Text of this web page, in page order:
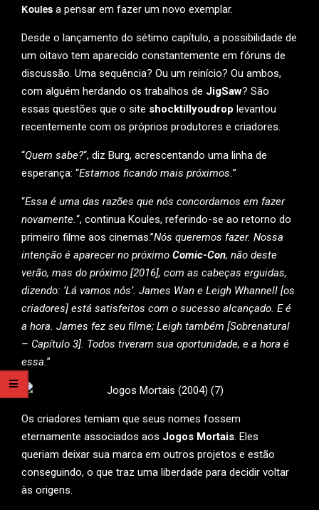
Koules a pensar em fazer um novo exemplar.
Desde o lançamento do sétimo capítulo, a possibilidade de
um oitavo tem aparecido constantemente em fóruns de
discussão. Uma sequência? Ou um reinício? Ou ambos,
com alguém herdando os trabalhos de JigSaw? São
essas questões que o site shocktillyoudrop levantou
recentemente com os próprios produtores e criadores.
“Quem sabe?“, diz Burg, acrescentando uma linha de
esperança: “Estamos ficando mais próximos.”
“Essa é uma das razões que nós concordamos em fazer
novamente.“, continua Koules, referindo-se ao retorno do
primeiro filme aos cinemas.”Nós queremos fazer. Nossa
intenção é aparecer no próximo Comic-Con, não deste
verão, mas do próximo [2016], com as cabeças erguidas,
dizendo: ‘Lá vamos nós’. James Wan e Leigh Whannell [os
criadores] está satisfeitos com o sucesso alcançado. E é
a hora. James fez seu filme; Leigh também [Sobrenatural
– Capítulo 3]. Todos tiveram sua oportunidade, e a hora é
essa.”
Os criadores temiam que seus nomes fossem
eternamente associados aos Jogos Mortais. Eles
queriam deixar sua marca em outros projetos e estão
conseguindo, o que traz uma liberdade para decidir voltar
às origens.